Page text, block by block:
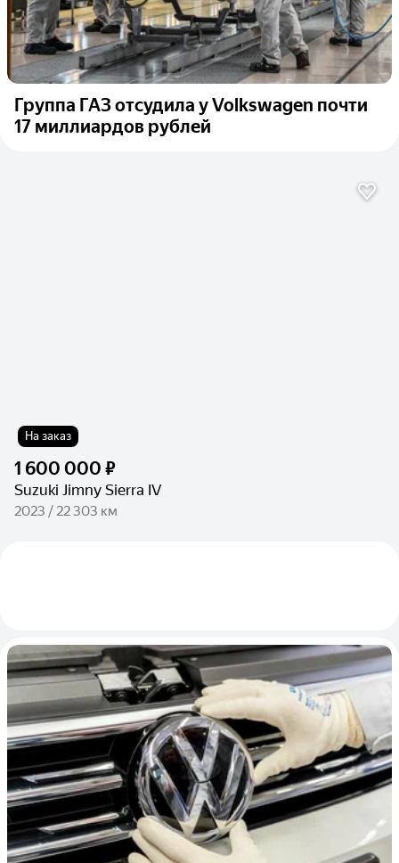
Группа ГАЗ отсудила у Volkswagen почти
17 миллиардов рублей
На заказ
1 600 000 ₽
Suzuki Jimny Sierra IV
2023 / 22 303 км